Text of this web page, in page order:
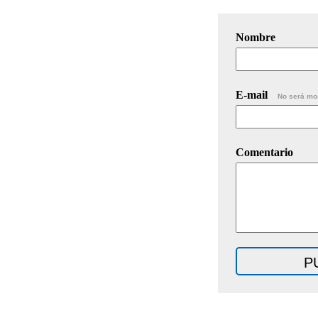
Nombre
E-mail No será
Comentario